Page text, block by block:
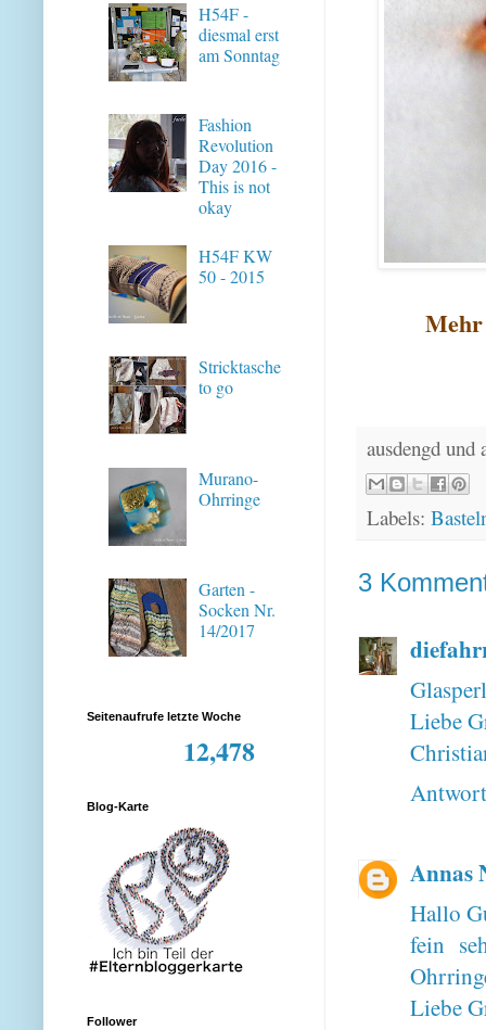
Mehr
ausdengd
Labels:
3
Liebe
Annas
Hallo
fein
Liebe
H54F -
diesmal erst
am Sonntag
Fashion
Revolution
Day 2016 -
This is not
okay
H54F KW
50 - 2015
Stricktasche
to go
Murano-
Ohrringe
Garten -
Socken Nr.
14/2017
Seitenaufrufe letzte Woche
12,478
Blog-Karte
Follower